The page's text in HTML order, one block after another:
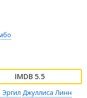
5.5
Джуллиса Линн